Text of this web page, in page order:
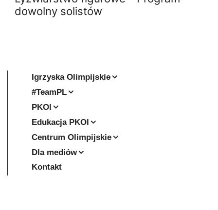
dowolny solistów
Igrzyska Olimpijskie
#TeamPL
PKOl
Edukacja PKOl
Centrum Olimpijskie
Dla mediów
Kontakt